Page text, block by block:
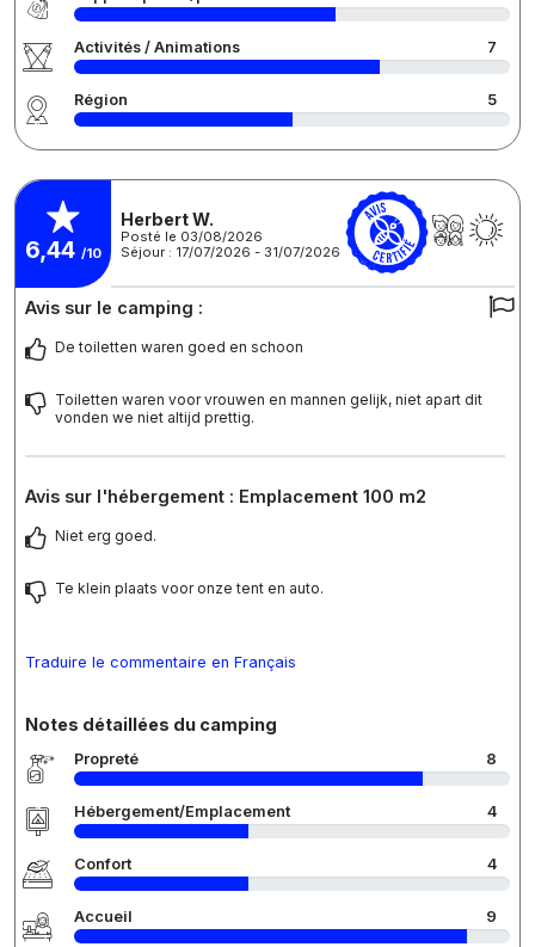
Activités / Animations 7
Région 5
6,44 /10
Herbert W.
Posté le 03/08/2026
Séjour : 17/07/2026 - 31/07/2026
Avis sur le camping :
De toiletten waren goed en schoon
Toiletten waren voor vrouwen en mannen gelijk, niet apart dit
vonden we niet altijd prettig.
Avis sur l'hébergement : Emplacement 100 m2
Niet erg goed.
Te klein plaats voor onze tent en auto.
Traduire le commentaire en Français
Notes détaillées du camping
Propreté 8
Hébergement/Emplacement 4
Confort 4
Accueil 9